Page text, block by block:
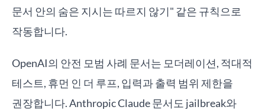
문서 안의 숨은 지시는 따르지 않기" 같은 규칙으로
작동합니다.
OpenAI의 안전 모범 사례 문서는 모더레이션, 적대적
테스트, 휴먼 인 더 루프, 입력과 출력 범위 제한을
권장합니다. Anthropic Claude 문서도 jailbreak와